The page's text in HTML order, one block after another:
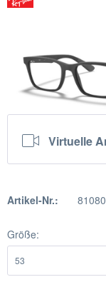
Virtuelle
Artikel-Nr.:
Größe: